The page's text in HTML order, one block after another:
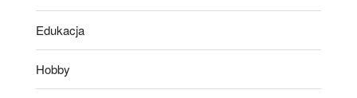
Edukacja
Hobby